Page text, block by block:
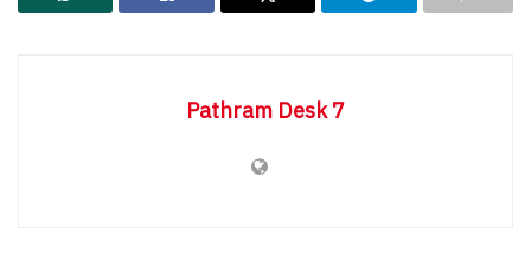
Pathram Desk 7